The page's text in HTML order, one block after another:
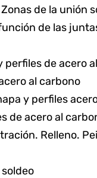
de la unión
de las
perfiles de acero
al carbono
y perfiles
de acero al
Relleno.